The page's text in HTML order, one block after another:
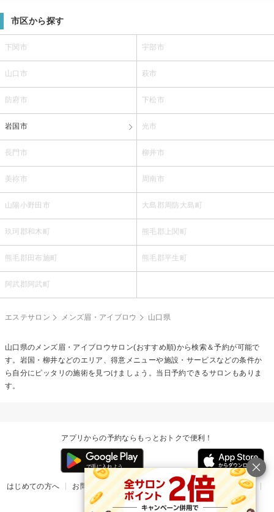
市区から探す
下関市 宇部市
山口市 萩市
防府市 下松市
岩国市 光市
長門市 柳井市
美祢市 周南市
山陽小野田市 大島郡周防大島町
玖珂郡和木町 熊毛郡上関町
熊毛郡田布施町 熊毛郡平生町
阿武郡阿武町
エステサロン メンズ眉・アイブロウ 山口県
山口県の メンズ眉・アイブロウサロン(おすすめ順)から検索＆予約が可能で
す。岩国・柳井などのエリア、得意メニューや施設・サービスなどの条件か
ら自分にピッタリの施術を見つけましょう。当日予約できるサロンもありま
す。
アプリからの予約ならもっとおトクで便利！
はじめての方へ お問い合わせ ヘルプ リリース情報
利用規約
掲載ご希望のサロン様